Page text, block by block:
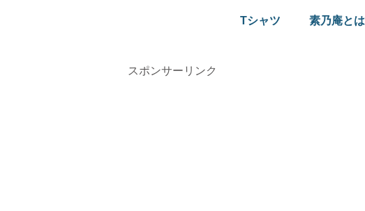
Tシャツ 素乃庵とは
スポンサーリンク